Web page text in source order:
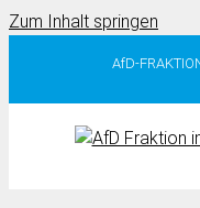
Zum Inhalt springen
AfD-